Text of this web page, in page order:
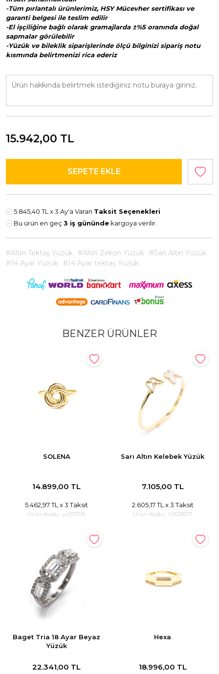
-Tüm pırlantalı ürünlerimiz, HSY Mücevher sertifikası ve
garanti belgesi ile teslim edilir
-El işçiliğine bağlı olarak gramajlarda ±%5 oranında doğal
sapmalar görülebilir
-Yüzük ve bileklik siparişlerinde ölçü bilginizi sipariş notu
kısmında belirtmenizi rica ederiz
15.942,00 TL
5.845,40 TL x 3 Ay'a Varan Taksit Seçenekleri
Bu ürün en geç 3 iş gününde kargoya verilir.
#Altın Tektaş Yüzük #Altın Zirkon Yüzük #Sarı Altın Yüzük
#14 Ayar Yüzük #14 Ayar tektaş Yüzük
BENZER ÜRÜNLER
SOLENA
14.899,00 TL
5.462,97 TL x 3 Taksit
Ürün Kodu : yz03706
Sarı Altın Kelebek Yüzük
7.105,00 TL
2.605,17 TL x 3 Taksit
Ürün Kodu : YZ02877
Baget Tria 18 Ayar Beyaz
Yüzük
22.341,00 TL
Hexa
18.996,00 TL